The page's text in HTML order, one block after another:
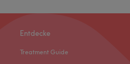
Entdecke
Treatment Guide